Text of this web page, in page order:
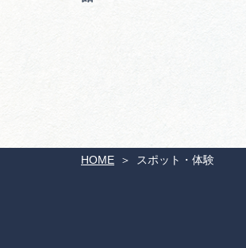
HOME スポット・体験